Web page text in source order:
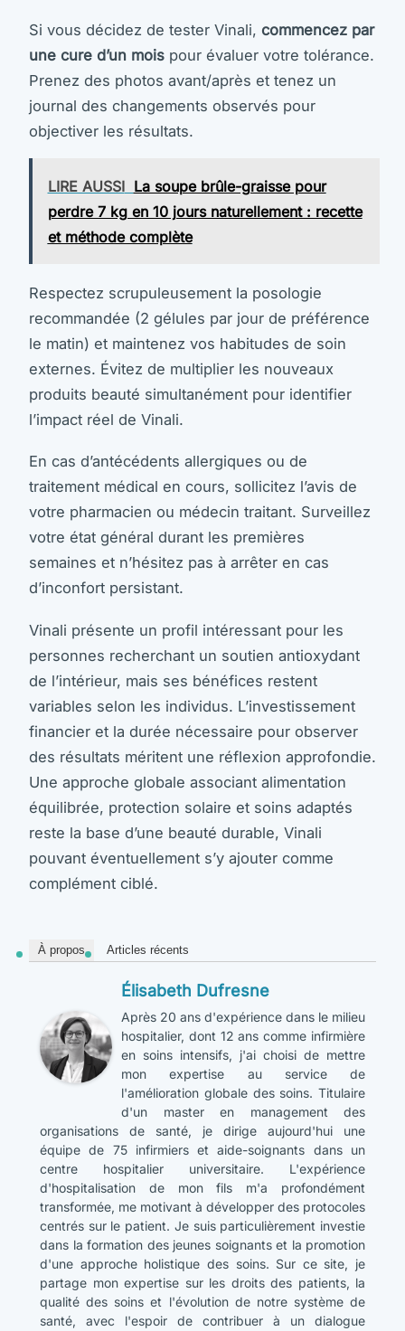
Si vous décidez de tester Vinali, commencez par
une cure d’un mois pour évaluer votre tolérance.
Prenez des photos avant/après et tenez un
journal des changements observés pour
objectiver les résultats.
LIRE AUSSI La soupe brûle-graisse pour
perdre 7 kg en 10 jours naturellement : recette
et méthode complète
Respectez scrupuleusement la posologie
recommandée (2 gélules par jour de préférence
le matin) et maintenez vos habitudes de soin
externes. Évitez de multiplier les nouveaux
produits beauté simultanément pour identifier
l’impact réel de Vinali.
En cas d’antécédents allergiques ou de
traitement médical en cours, sollicitez l’avis de
votre pharmacien ou médecin traitant. Surveillez
votre état général durant les premières
semaines et n’hésitez pas à arrêter en cas
d’inconfort persistant.
Vinali présente un profil intéressant pour les
personnes recherchant un soutien antioxydant
de l’intérieur, mais ses bénéfices restent
variables selon les individus. L’investissement
financier et la durée nécessaire pour observer
des résultats méritent une réflexion approfondie.
Une approche globale associant alimentation
équilibrée, protection solaire et soins adaptés
reste la base d’une beauté durable, Vinali
pouvant éventuellement s’y ajouter comme
complément ciblé.
À propos Articles récents
Élisabeth Dufresne
Après 20 ans d'expérience dans le milieu
hospitalier, dont 12 ans comme infirmière
en soins intensifs, j'ai choisi de mettre
mon expertise au service de
l'amélioration globale des soins. Titulaire
d'un master en management des
organisations de santé, je dirige aujourd'hui une
équipe de 75 infirmiers et aide-soignants dans un
centre hospitalier universitaire. L'expérience
d'hospitalisation de mon fils m'a profondément
transformée, me motivant à développer des protocoles
centrés sur le patient. Je suis particulièrement investie
dans la formation des jeunes soignants et la promotion
d'une approche holistique des soins. Sur ce site, je
partage mon expertise sur les droits des patients, la
qualité des soins et l'évolution de notre système de
santé, avec l'espoir de contribuer à un dialogue